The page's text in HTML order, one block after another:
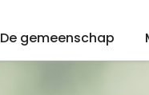
De gemeenschap